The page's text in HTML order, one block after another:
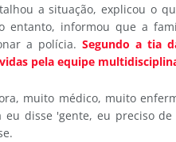
a situação, explicou o
entanto, informou que a
a polícia. Segundo a tia
pela equipe
muito médico, muito
eu disse 'gente, eu preciso